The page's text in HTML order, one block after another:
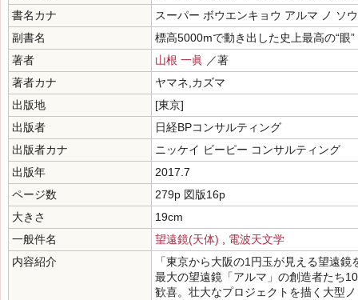
書名カナ
スーパー ボウエンキョウ アルマ ノ ソ
副書名
標高5000mで動き出した史上最高の“眼”
著者
山根 一眞 ／著
著者カナ
ヤマネ,カズマ
出版地
[東京]
出版者
日経BPコンサルティング
出版者カナ
ニッケイ ビーピー コンサルティング
出版年
2017.7
ページ数
279p 図版16p
大きさ
19cm
一般件名
望遠鏡(天体)
電波天文学
内容紹介
「東京から大阪の1円玉が見える望遠
最大の望遠鏡「アルマ」の創造者たち
歓喜。壮大なプロジェクトを描く大型